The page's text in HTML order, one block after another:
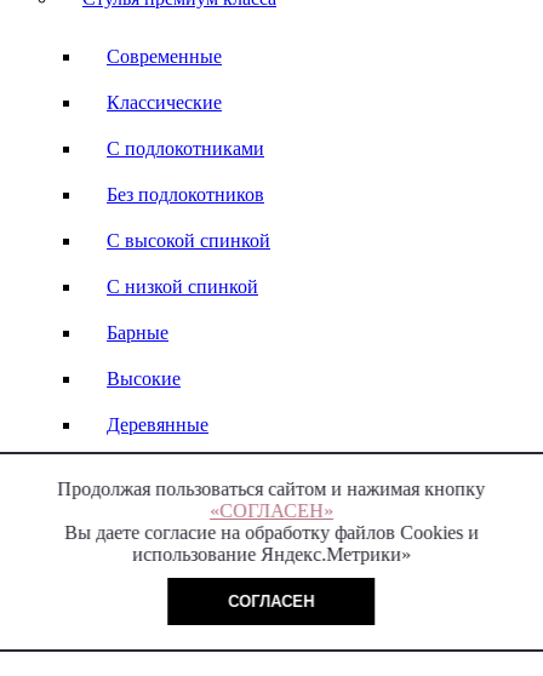
Продолжая пользоваться сайтом и нажимая кнопку
«СОГЛАСЕН»
Вы даете согласие на обработку файлов Cookies и
использование Яндекс.Метрики»
СОГЛАСЕН
Современные
Классические
С подлокотниками
Без подлокотников
С высокой спинкой
С низкой спинкой
Барные
Высокие
Деревянные
Стулья-кресла
Italy